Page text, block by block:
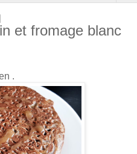
et fromage blanc
.